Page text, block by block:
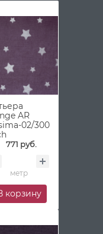
AR
02/300
771 руб.
метр
корзину